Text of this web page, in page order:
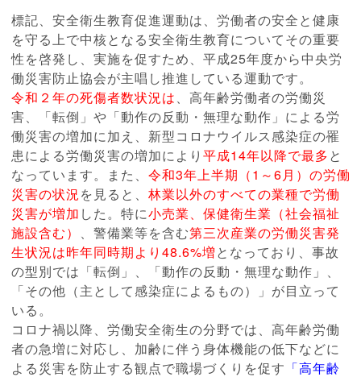
標記、安全衛生教育促進運動は、労働者の安全と健康
を守る上で中核となる安全衛生教育についてその重要
性を啓発し、実施を促すため、平成25年度から中央労
働災害防止協会が主唱し推進している運動です。
令和２年の死傷者数状況は、高年齢労働者の労働災
害、「転倒」や「動作の反動・無理な動作」による労
働災害の増加に加え、新型コロナウイルス感染症の罹
患による労働災害の増加により平成14年以降で最多と
なっています。また、令和3年上半期（1～6月）の労働
災害の状況を見ると、林業以外のすべての業種で労働
災害が増加 した。特に小売業、保健衛生業（社会福祉
施設含む） 、警備業等を含む第三次産業の労働災害発
生状況は昨年同時期より48.6%増となっており、事故
の型別では「転倒」、「動作の反動・無理な動作」、
「その他（主として感染症によるもの）」が目立って
いる。
コロナ禍以降、労働安全衛生の分野では、高年齢労働
者の急増に対応し、加齢に伴う身体機能の低下などに
よる災害を防止する観点で職場づくりを促す 「高年齢